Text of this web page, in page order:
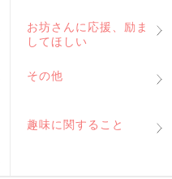
お坊さんに応援、励ま
してほしい
その他
趣味に関すること